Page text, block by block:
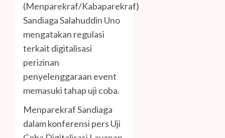
(Menparekraf/Kabaparekraf)
Sandiaga Salahuddin Uno
mengatakan regulasi
terkait digitalisasi
perizinan
penyelenggaraan event
memasuki tahap uji coba.
Menparekraf Sandiaga
dalam konferensi pers Uji